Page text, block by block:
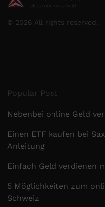
© 2026 All rights reserved.
Popular Post
Nebenbei online Geld
Einen ETF kaufen bei
Anleitung
Einfach Geld verdienen
5 Möglichkeiten zum
Schweiz